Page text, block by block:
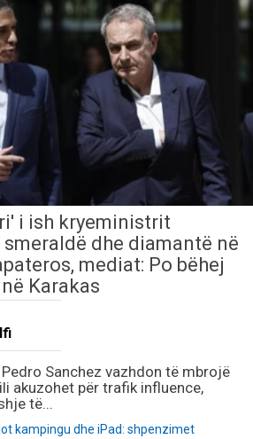
i ish kryeministrit
dhe diamantë në
mediat: Po bëhej
Karakas
Sanchez vazhdon të mbrojë
akuzohet për trafik influence,
të...
kampingu dhe iPad: shpenzimet